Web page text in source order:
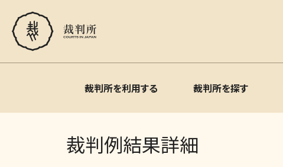
裁判所を利用する 裁判所を探す
裁判例結果詳細